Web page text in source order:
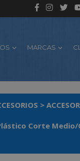
MARCAS
>
Corte